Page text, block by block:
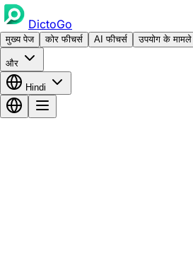
DictoGo
मुख्य पेज कोर फीचर्स AI फीचर्स उपयोग के मामले
और
Hindi